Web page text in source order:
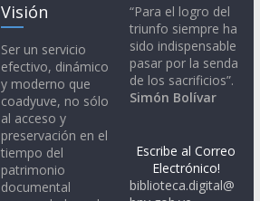
Visión
Ser un servicio
efectivo, dinámico
y moderno que
coadyuve, no sólo
al acceso y
preservación en el
tiempo del
patrimonio
documental
“Para el logro del
triunfo siempre ha
sido indispensable
pasar por la senda
de los sacrificios”.
Simón Bolívar
Escribe al Correo
Electrónico!
biblioteca.digital@